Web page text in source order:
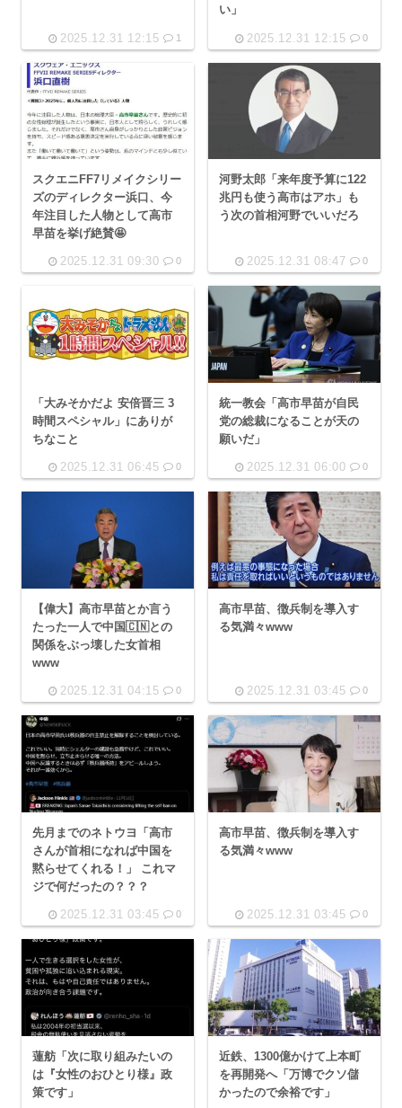
2025.12.31 12:15 1
い」
2025.12.31 12:15 0
スクエニFF7リメイクシリー
ズのディレクター浜口、今
年注目した人物として高市
早苗を挙げ絶賛🤩
2025.12.31 09:30 0
河野太郎「来年度予算に122
兆円も使う高市はアホ」も
う次の首相河野でいいだろ
2025.12.31 08:47 0
「大みそかだよ 安倍晋三 3
時間スペシャル」にありが
ちなこと
2025.12.31 06:45 0
統一教会「高市早苗が自民
党の総裁になることが天の
願いだ」
2025.12.31 06:00 0
【偉大】高市早苗とか言う
たった一人で中国🇨🇳との
関係をぶっ壊した女首相
www
2025.12.31 04:15 0
高市早苗、徴兵制を導入す
る気満々www
2025.12.31 03:45 0
先月までのネトウヨ「高市
さんが首相になれば中国を
黙らせてくれる！」 これマ
ジで何だったの？？？
2025.12.31 03:45 0
高市早苗、徴兵制を導入す
る気満々www
2025.12.31 03:45 0
蓮舫「次に取り組みたいの
は『女性のおひとり様』政
策です」
近鉄、1300億かけて上本町
を再開発へ「万博でクソ儲
かったので余裕です」